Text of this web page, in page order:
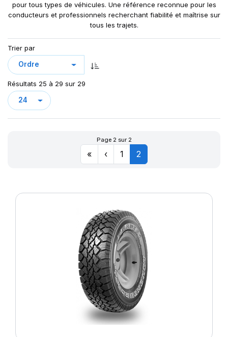
pour tous types de véhicules. Une référence reconnue pour les
conducteurs et professionnels recherchant fiabilité et maîtrise sur
tous les trajets.
Trier par
Résultats 25 à 29 sur 29
Page 2 sur 2
« ‹ 1 2